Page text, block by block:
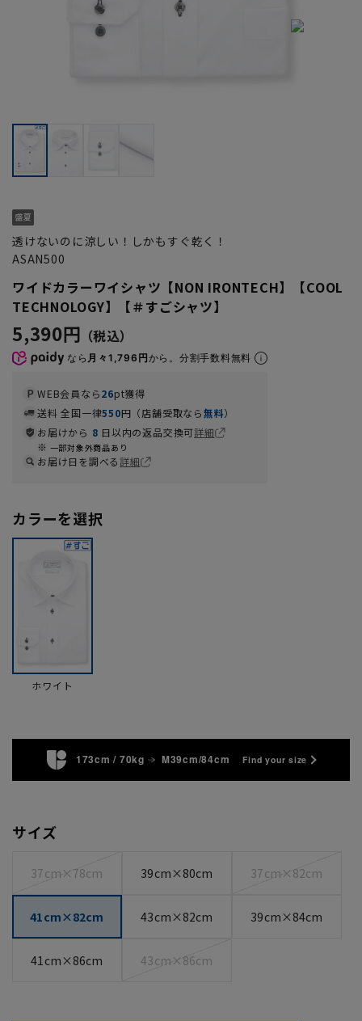
透けないのに涼しい！しかもすぐ乾く！
ASAN500
ワイドカラーワイシャツ【NON IRONTECH】【COOL
TECHNOLOGY】【＃すごシャツ】
5,390円
なら 月々1,796円から。分割手数料無料
WEB会員なら26pt獲得
送料 全国一律550円（店舗受取なら無料）
お届けから 8 日以内の返品交換可詳細
一部対象外商品あり
お届け日を調べる詳細
カラーを選択
ホワイト
173cm / 70kg M39cm/84cm Find your size
サイズ
37cm×78cm 39cm×80cm 37cm×82cm
41cm×82cm 43cm×82cm 39cm×84cm
41cm×86cm 43cm×86cm